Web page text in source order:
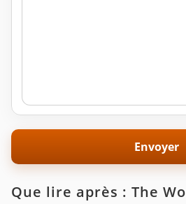
Que lire après : The